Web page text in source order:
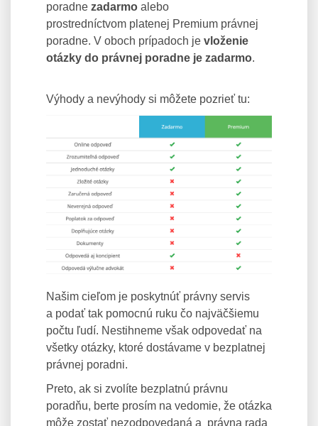
poradne zadarmo alebo
prostredníctvom platenej Premium právnej
poradne. V oboch prípadoch je vloženie
otázky do právnej poradne je zadarmo.
Výhody a nevýhody si môžete pozrieť tu:
Našim cieľom je poskytnúť právny servis
a podať tak pomocnú ruku čo najväčšiemu
počtu ľudí. Nestihneme však odpovedať na
všetky otázky, ktoré dostávame v bezplatnej
právnej poradni.
Preto, ak si zvolíte bezplatnú právnu
poradňu, berte prosím na vedomie, že otázka
môže zostať nezodpovedaná a právna rada